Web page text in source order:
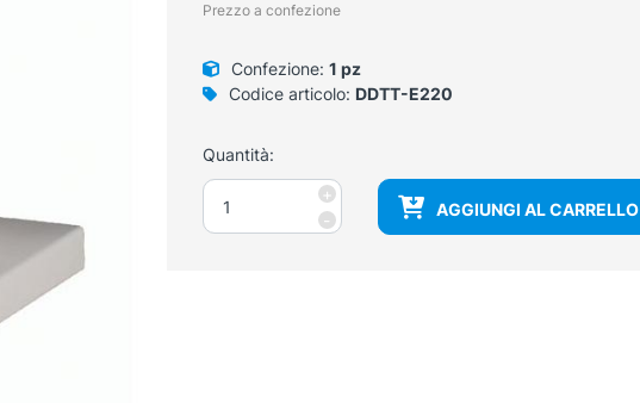
Prezzo a confezione
Confezione: 1 pz
Codice articolo: DDTT-E220
Quantità:
-
Modello
dell'orecchio
quantità
+
AGGIUNGI AL CARRELLO